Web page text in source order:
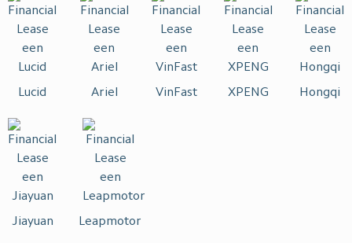
Lucid Ariel VinFast XPENG Hongqi
Jiayuan Leapmotor